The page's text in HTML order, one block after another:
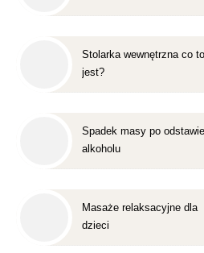
Stolarka wewnętrzna co to
jest?
Spadek masy po
alkoholu
Masaże relaksacyjne dla
dzieci